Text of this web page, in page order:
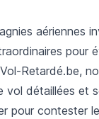
aériennes
pour
Retardé.be,
vol détaillées et
pour contester